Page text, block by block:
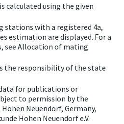
calculated using the given
stations with a registered 4a,
estimation are displayed. For a
Allocation of mating
the responsibility of the state
for publications or
to permission by the
Neuendorf, Germany,
Hohen Neuendorf e.V.